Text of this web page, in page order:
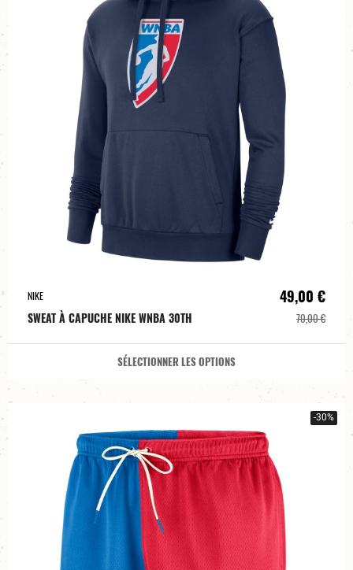
NIKE
SWEAT À CAPUCHE NIKE WNBA 30TH
49,00 €
70,00 €
SÉLECTIONNER LES OPTIONS
-30%